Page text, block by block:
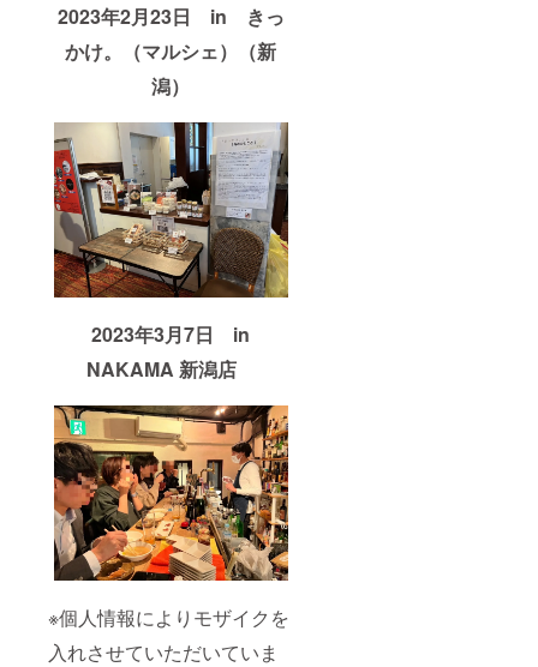
2023年2月23日 in きっ
かけ。（マルシェ）（新
潟）
2023年3月7日 in
NAKAMA 新潟店
※個人情報によりモザイクを
入れさせていただいていま